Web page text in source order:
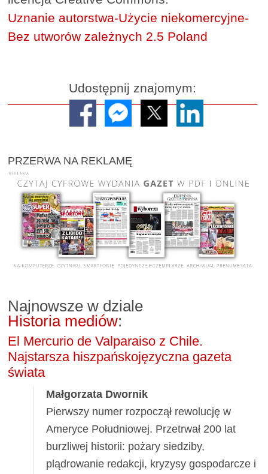
Uznanie autorstwa-Użycie niekomercyjne-
Bez utworów zależnych 2.5 Poland
Udostępnij znajomym:
PRZERWA NA REKLAMĘ
Najnowsze w dziale
Historia mediów:
El Mercurio de Valparaiso z Chile.
Najstarsza hiszpańskojęzyczna gazeta
świata
Małgorzata Dwornik
Pierwszy numer rozpoczął rewolucję w
Ameryce Południowej. Przetrwał 200 lat
burzliwej historii: pożary siedziby,
plądrowanie redakcji, kryzysy gospodarcze i